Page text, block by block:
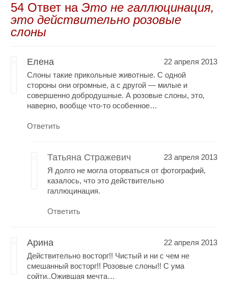
54 Oтвет наЭто не галлюцинация,
это действительно розовые
слоны
Елена
22 апреля 2013
Слоны такие прикольные животные. С одной
стороны они огромные, а с другой — милые и
совершенно добродушные. А розовые слоны, это,
наверно, вообще что-то особенное…
Ответить
Татьяна Стражевич
23 апреля 2013
Я долго не могла оторваться от фотографий,
казалось, что это действительно
галлюцинация.
Ответить
Арина
22 апреля 2013
Действительно восторг!! Чистый и ни с чем не
смешанный восторг!! Розовые слоны!! С ума
сойти..Ожившая мечта…